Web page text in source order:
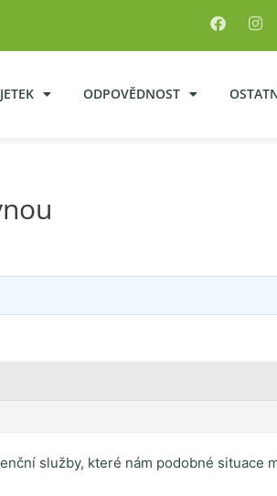
ODPOVĚDNOST
služby, které nám podobné situace